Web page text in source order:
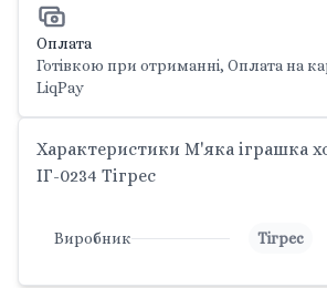
Оплата
Готівкою при отриманні, Оплата на
LiqPay
Характеристики М'яка іграшка
ІГ-0234 Тігрес
Виробник Тігрес